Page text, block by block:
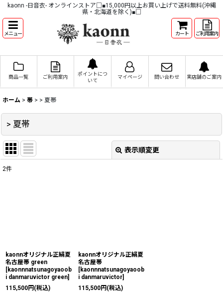
kaonn -日音衣- オンラインストア□■15,000円以上お買い上げで送料無料(沖縄
県・北海道を除く)■□
メニュー カート ご利用案内
商品一覧 ご利用案内
ポイントにつ
いて
マイページ 問い合わせ 実店舗のご案内
ホーム > 帯 > > 夏帯
> 夏帯
表示順変更
2件
kaonnオリジナル正絹夏
名古屋帯 green
[kaonnnatsunagoyaoob
i danmaruvictor green]
115,500円 (税込)
kaonnオリジナル正絹夏
名古屋帯
[kaonnnatsunagoyaoob
i danmaruvictor]
115,500円 (税込)